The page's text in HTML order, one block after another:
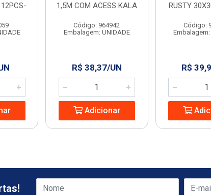
1,5M COM ACESS KALA
Código: 964942
Embalagem: UNIDADE
R$ 38,37/UN
Adicionar
RUSTY
Código:
Embalagem:
R$